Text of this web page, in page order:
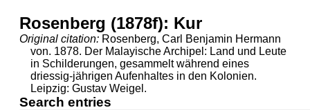
Rosenberg (1878f): Kur
Original citation: Rosenberg, Carl Benjamin Hermann
von. 1878. Der Malayische Archipel: Land und Leute
in Schilderungen, gesammelt während eines
driessig-jährigen Aufenhaltes in den Kolonien.
Leipzig: Gustav Weigel.
Search entries